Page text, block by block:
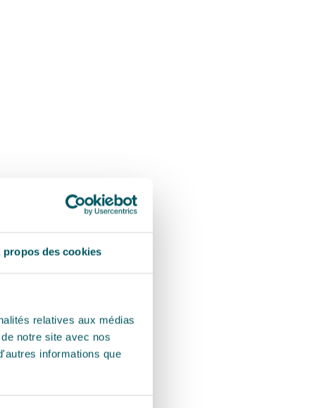
propos des cookies
relatives aux médias
notre site avec nos
informations que